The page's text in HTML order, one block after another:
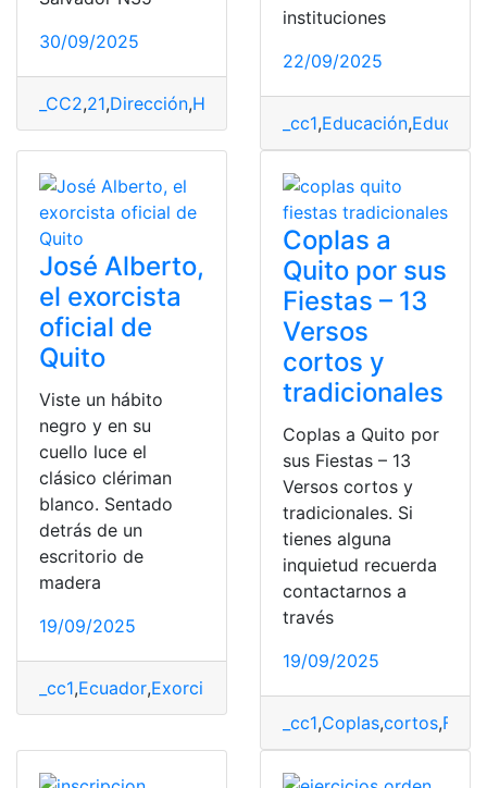
30/09/2025
_CC2,21,Dirección,Horarios,notaría,Quito,Teléfonos
instituciones
22/09/2025
_cc1,Educación,
José Alberto,
el exorcista
oficial de
Quito
Viste un hábito
negro y en su
cuello luce el
clásico clériman
blanco. Sentado
detrás de un
escritorio de
madera
19/09/2025
_cc1,Ecuador,Exorcista
Coplas a
Quito por sus
Fiestas – 13
Versos
cortos y
tradicionales
Coplas a Quito por
sus Fiestas – 13
Versos cortos y
tradicionales. Si
tienes alguna
inquietud recuerda
contactarnos a
través
19/09/2025
_cc1,Coplas,cortos,